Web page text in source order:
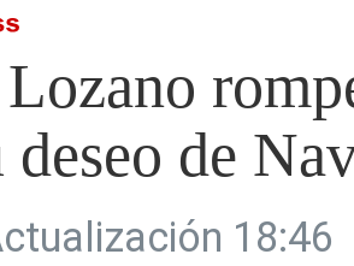
deseo de
18:46